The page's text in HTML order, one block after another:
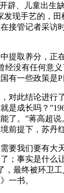
、儿童出生缺
发现手艺的，
接管记者采访
取养分，正在
经没有任何意
有一些政策是
此结论进行了
是成长吗？
了。”蒋高超
前提下，苏丹
我们要有大天
；事实是什么
，最终被环卫
一书。